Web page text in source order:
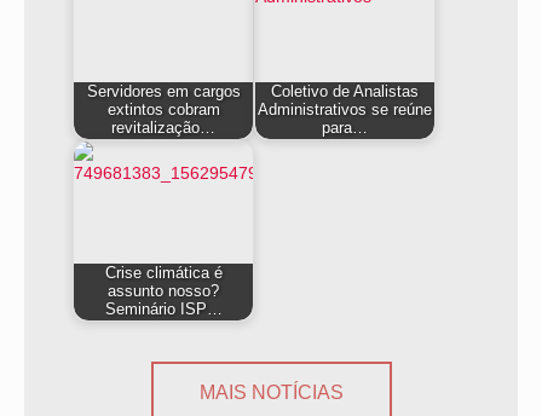
Servidores em cargos
extintos cobram
revitalização…
Coletivo de Analistas
Administrativos se reúne
para…
Crise climática é
assunto nosso?
Seminário ISP…
MAIS NOTÍCIAS